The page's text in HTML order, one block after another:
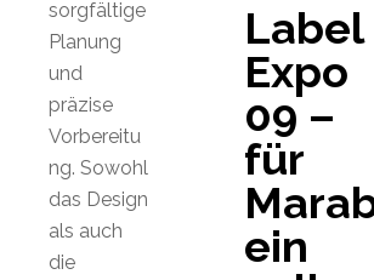
Label
Expo
09 –
für
ein
sorgfältige
Planung
und
präzise
Vorbereitu
ng. Sowohl
das Design
als auch
die